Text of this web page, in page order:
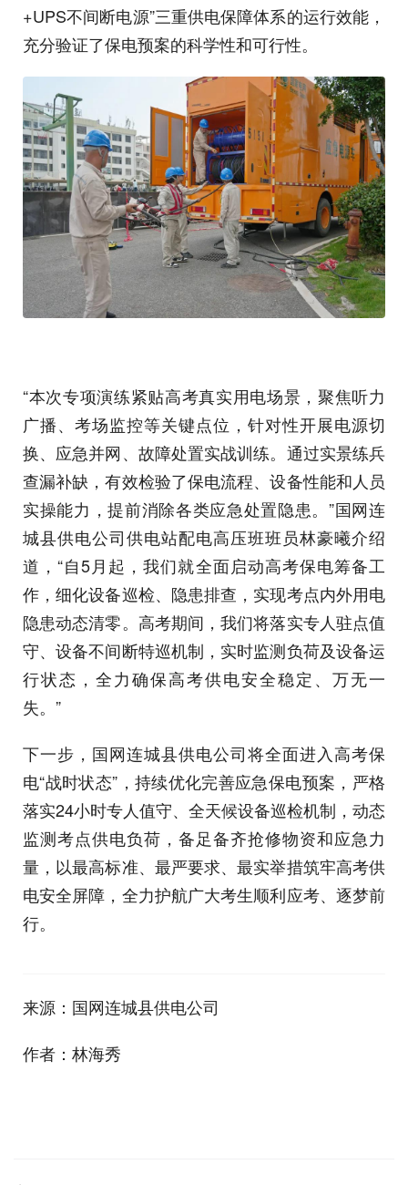
+UPS不间断电源”三重供电保障体系的运行效能，
充分验证了保电预案的科学性和可行性。
“本次专项演练紧贴高考真实用电场景，聚焦听力
广播、考场监控等关键点位，针对性开展电源切
换、应急并网、故障处置实战训练。通过实景练兵
查漏补缺，有效检验了保电流程、设备性能和人员
实操能力，提前消除各类应急处置隐患。”国网连
城县供电公司供电站配电高压班班员林豪曦介绍
道，“自5月起，我们就全面启动高考保电筹备工
作，细化设备巡检、隐患排查，实现考点内外用电
隐患动态清零。高考期间，我们将落实专人驻点值
守、设备不间断特巡机制，实时监测负荷及设备运
行状态，全力确保高考供电安全稳定、万无一
失。”
下一步，国网连城县供电公司将全面进入高考保
电“战时状态”，持续优化完善应急保电预案，严格
落实24小时专人值守、全天候设备巡检机制，动态
监测考点供电负荷，备足备齐抢修物资和应急力
量，以最高标准、最严要求、最实举措筑牢高考供
电安全屏障，全力护航广大考生顺利应考、逐梦前
行。
来源：国网连城县供电公司
作者：林海秀